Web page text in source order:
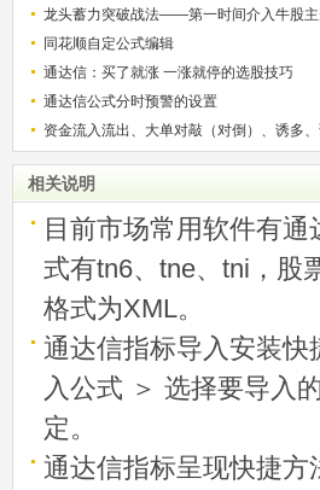
解）
龙头蓄力突破战法——第一时间介入牛股主
的技巧（图解）
同花顺自定公式编辑
通达信：买了就涨 一涨就停的选股技巧
通达信公式分时预警的设置
资金流入流出、大单对敲（对倒）、诱多
相关说明
目前市场常用软件有
式有tn6、tne、tni，股
格式为XML。
通达信指标导入安装
入公式 ＞ 选择要导入
定。
通达信指标呈现快捷